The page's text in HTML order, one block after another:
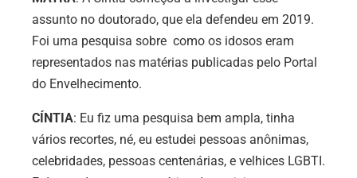
assunto no doutorado, que ela defendeu em 2019.
Foi uma pesquisa sobre como os idosos eram
representados nas matérias publicadas pelo Portal
do Envelhecimento.
CÍNTIA: Eu fiz uma pesquisa bem ampla, tinha
vários recortes, né, eu estudei pessoas anônimas,
celebridades, pessoas centenárias, e velhices LGBTI.